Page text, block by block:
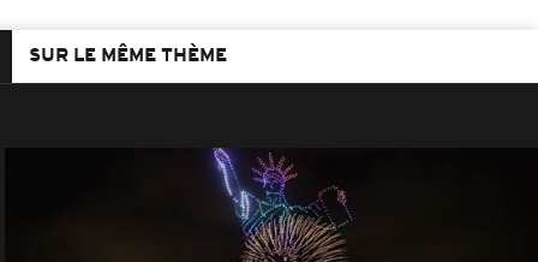
SUR LE MÊME THÈME